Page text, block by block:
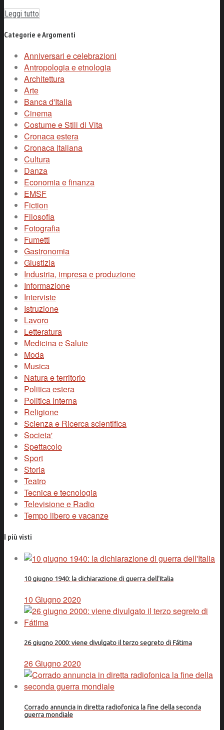
Leggi tutto
Categorie e Argomenti
Anniversari e celebrazioni
Antropologia e etnologia
Architettura
Arte
Banca d'Italia
Cinema
Costume e Stili di Vita
Cronaca estera
Cronaca italiana
Cultura
Danza
Economia e finanza
EMSF
Fiction
Filosofia
Fotografia
Fumetti
Gastronomia
Giustizia
Industria, impresa e produzione
Informazione
Interviste
Istruzione
Lavoro
Letteratura
Medicina e Salute
Moda
Musica
Natura e territorio
Politica estera
Politica Interna
Religione
Scienza e Ricerca scientifica
Societa'
Spettacolo
Sport
Storia
Teatro
Tecnica e tecnologia
Televisione e Radio
Tempo libero e vacanze
I più visti
10 giugno 1940: la dichiarazione di guerra dell'Italia
10 Giugno 2020
26 giugno 2000: viene divulgato il terzo segreto di Fátima
26 Giugno 2020
Corrado annuncia in diretta radiofonica la fine della seconda
guerra mondiale